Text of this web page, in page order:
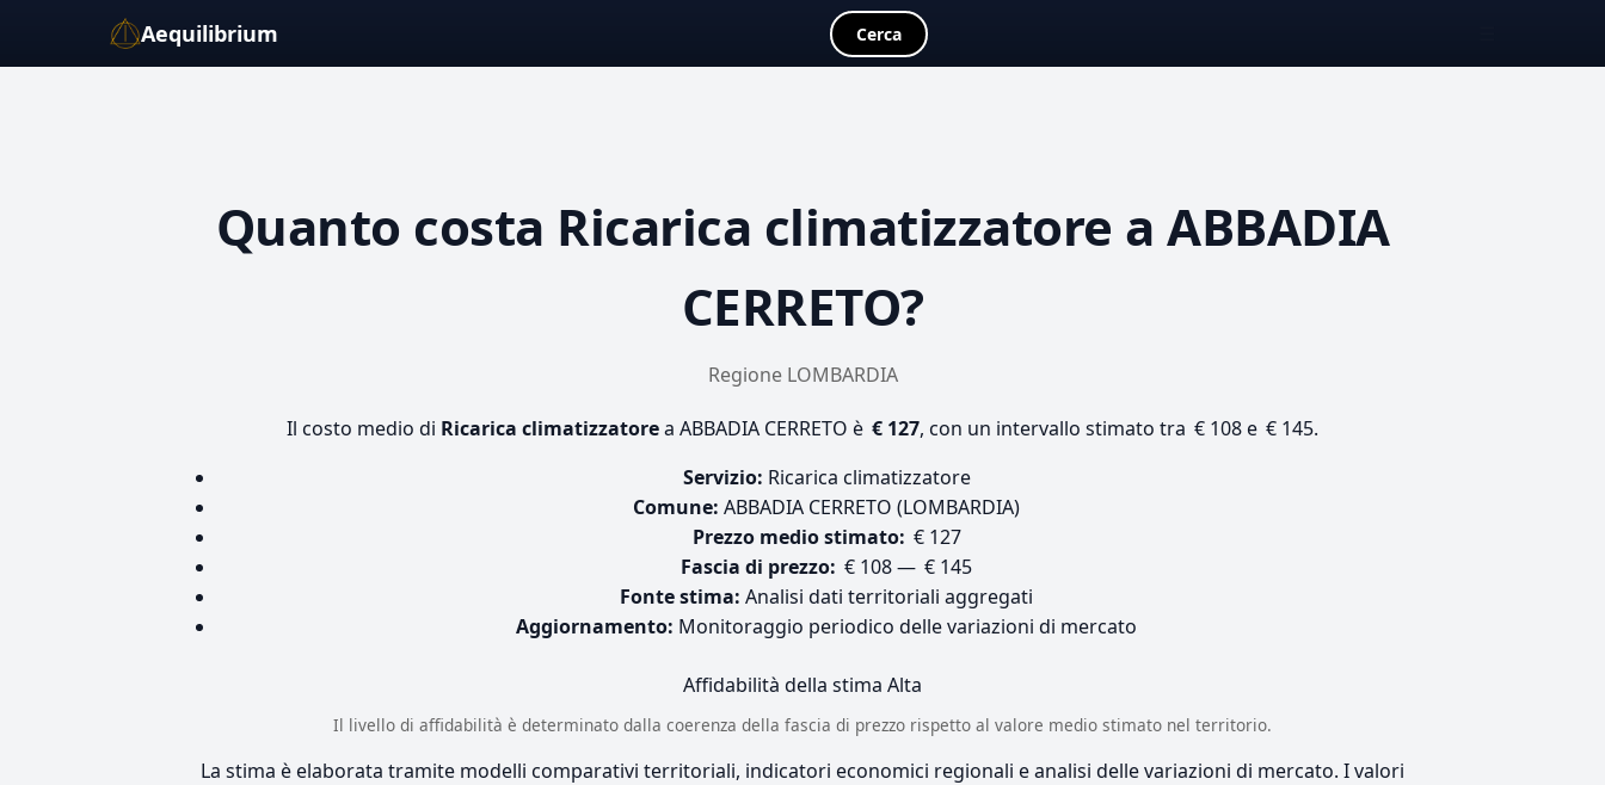
Aequilibrium Cerca
Quanto costa Ricarica climatizzatore a ABBADIA
CERRETO?
Regione LOMBARDIA
Il costo medio di Ricarica climatizzatorea ABBADIA CERRETO è € 127, con un intervallo stimato tra € 108 e € 145.
Servizio: Ricarica climatizzatore
Comune: ABBADIA CERRETO (LOMBARDIA)
Prezzo medio stimato: € 127
Fascia di prezzo: € 108 — € 145
Fonte stima: Analisi dati territoriali aggregati
Aggiornamento: Monitoraggio periodico delle variazioni di mercato
Affidabilità della stima Alta
Il livello di affidabilità è determinato dalla coerenza della fascia di prezzo rispetto al valore medio stimato nel territorio.
La stima è elaborata tramite modelli comparativi territoriali, indicatori economici regionali e analisi delle variazioni di mercato. I valori